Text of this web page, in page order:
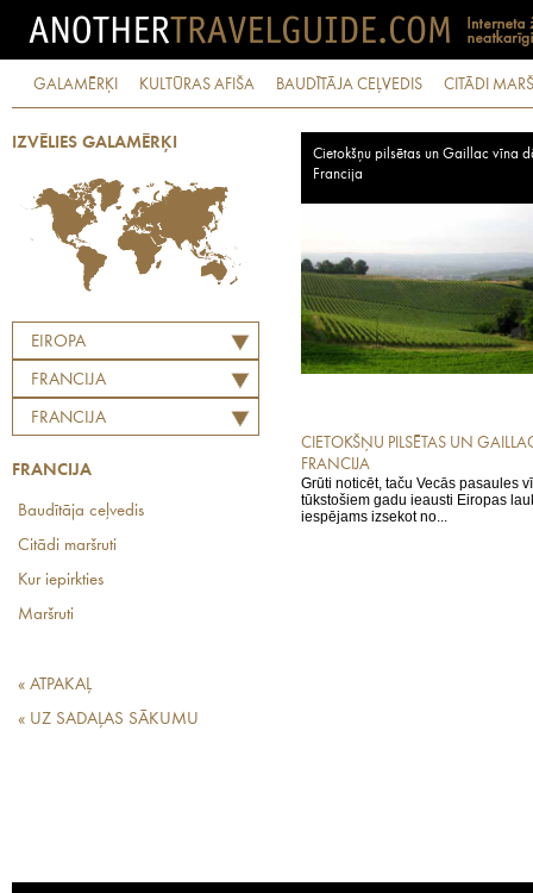
GALAMĒRĶI KULTŪRAS AFIŠA BAUDĪTĀJA CEĻVEDIS CITĀDI
IZVĒLIES GALAMĒRĶI
EIROPA
FRANCIJA
FRANCIJA
FRANCIJA
Baudītāja ceļvedis
Citādi maršruti
Kur iepirkties
Maršruti
« ATPAKAĻ
« UZ SADAĻAS SĀKUMU
Cietokšņu pilsētas un Gaillac vīna
Francija
CIETOKŠŅU PILSĒTAS UN
FRANCIJA
Grūti noticēt, taču Vecās pasaules
tūkstošiem gadu ieausti Eiropas
iespējams izsekot no...